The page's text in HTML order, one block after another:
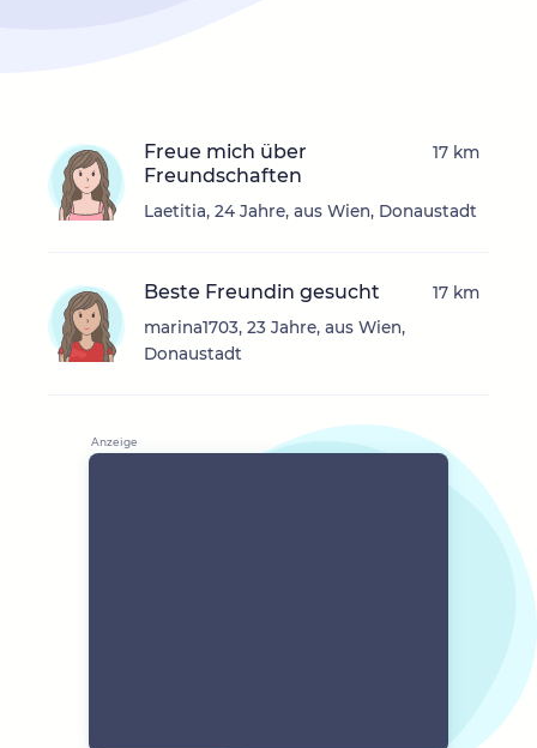
Freue mich über
Freundschaften
Laetitia, 24 Jahre, aus Wien, Donaustadt
17 km
Beste Freundin gesucht
marina1703, 23 Jahre, aus Wien,
Donaustadt
17 km